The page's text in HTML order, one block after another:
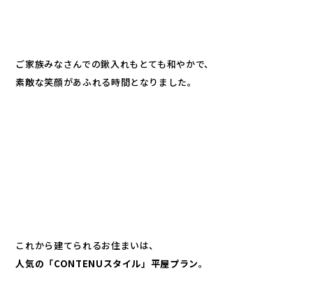
ご家族みなさんでの鍬入れもとても和やかで、
素敵な笑顔があふれる時間となりました。
これから建てられるお住まいは、
人気の「CONTENUスタイル」平屋プラン。